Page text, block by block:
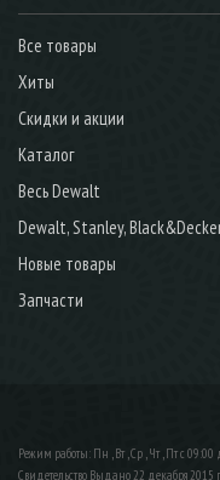
Все товары
Хиты
Скидки и акции
Каталог
Весь Dewalt
Dewalt, Stanley,
Новые товары
Запчасти
Режим работы: Пн , Вт , Ср , Чт , Пт c
Свидетельство Выдано 22 декабря